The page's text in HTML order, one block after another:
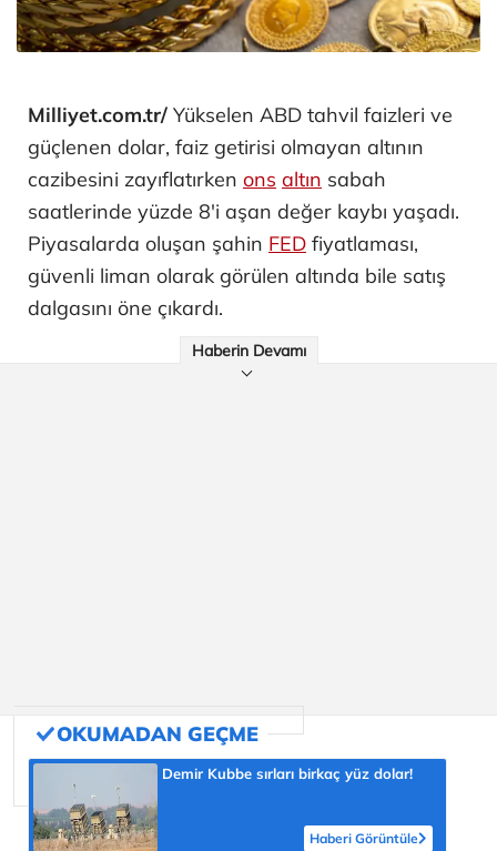
Milliyet.com.tr/ Yükselen ABD tahvil faizleri ve
güçlenen dolar, faiz getirisi olmayan altının
cazibesini zayıflatırken ons altın sabah
saatlerinde yüzde 8'i aşan değer kaybı yaşadı.
Piyasalarda oluşan şahin FED fiyatlaması,
güvenli liman olarak görülen altında bile satış
dalgasını öne çıkardı.
Haberin Devamı
Demir Kubbe sırları birkaç yüz dolar!
Haberi Görüntüle